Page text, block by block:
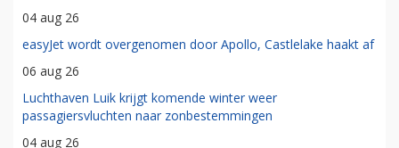
04 aug 26
easyJet wordt overgenomen door Apollo, Castlelake haakt af
06 aug 26
Luchthaven Luik krijgt komende winter weer
passagiersvluchten naar zonbestemmingen
04 aug 26